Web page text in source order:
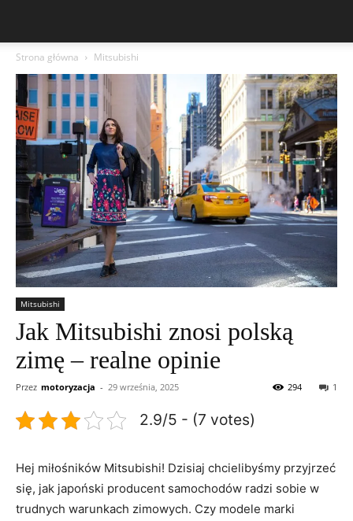
Strona główna Mitsubishi
Mitsubishi
Jak Mitsubishi znosi polską
zimę – realne opinie
Przez motoryzacja - 29 września, 2025 1
294
2.9/5 - (7 votes)
Hej miłośników ​Mitsubishi! ‍Dzisiaj​ chcielibyśmy przyjrzeć
się, jak japoński producent samochodów​ radzi sobie w⁣
trudnych warunkach zimowych. ⁣Czy modele marki